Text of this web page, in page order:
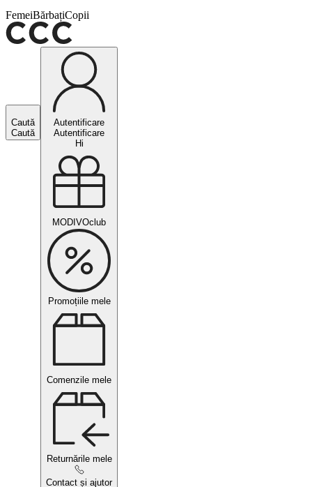
FemeiBărbațiCopii
Caută
Caută
Autentificare
Autentificare
Hi
MODIVOclub
Promoțiile mele
Comenzile mele
Returnările mele
Contact și ajutor